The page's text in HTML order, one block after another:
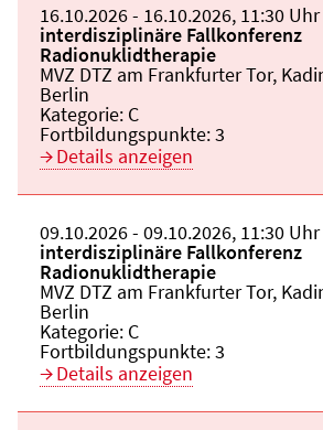
Beginn:
16.10.2026Ende und Anfangszeit:
- 16.10.2026, 11:30 Uhr
Veranstaltungstitel:
interdisziplinäre Fallkonferenz
Radionuklidtherapie
Veranstaltungsort:
MVZ DTZ am Frankfurter Tor,
Berlin
Kategorie: C
Fortbildungspunkte:3
Details anzeigen
Beginn:
09.10.2026Ende und Anfangszeit:
- 09.10.2026, 11:30 Uhr
Veranstaltungstitel:
interdisziplinäre Fallkonferenz
Radionuklidtherapie
Veranstaltungsort:
MVZ DTZ am Frankfurter Tor,
Berlin
Kategorie: C
Fortbildungspunkte:3
Details anzeigen